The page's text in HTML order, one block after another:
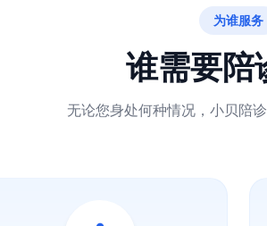
为谁服务
谁需要陪
无论您身处何种情况，小贝陪